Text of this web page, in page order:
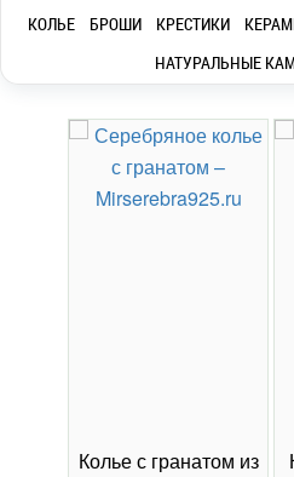
КОЛЬЕ
БРОШИ КРЕСТИКИ
НАТУРАЛЬНЫЕ
Колье с гранатом из